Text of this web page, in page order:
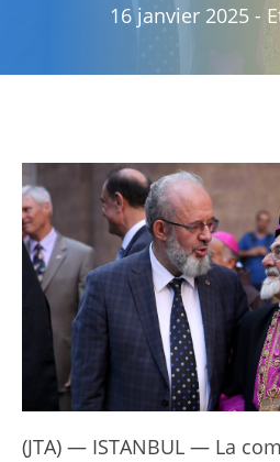
16 janvier 2025 -
(JTA) — ISTANBUL — La